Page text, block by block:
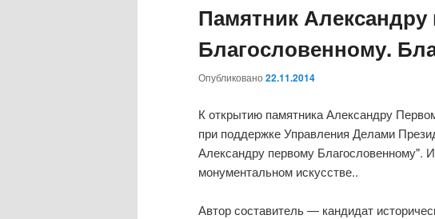
Памятник
Благословенному.
Опубликовано 22.11.2014
К открытию памятника Александру
при поддержке Управления Делами
Александру первому Благословенному".
монументальном искусстве..
Автор составитель — кандидат